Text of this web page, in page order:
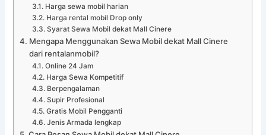
Harga sewa mobil harian
Harga rental mobil Drop only
Syarat Sewa Mobil dekat Mall Cinere
Mengapa Menggunakan Sewa Mobil dekat Mall Cinere
dari rentalanmobil?
Online 24 Jam
Harga Sewa Kompetitif
Berpengalaman
Supir Profesional
Gratis Mobil Pengganti
Jenis Armada lengkap